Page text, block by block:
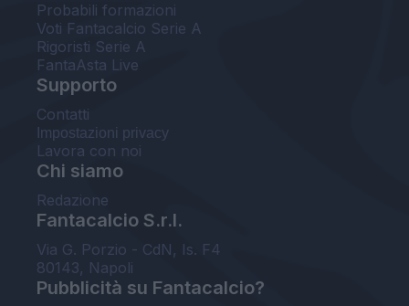
Probabili formazioni
Voti Fantacalcio Serie A
Rigoristi Serie A
FantaAsta Live
Supporto
Contatti
Impostazioni privacy
Lavora con noi
Chi siamo
Redazione
Fantacalcio S.r.l.
Via G. Porzio - CdN, Is. F4
80143, Napoli
Pubblicità su Fantacalcio?